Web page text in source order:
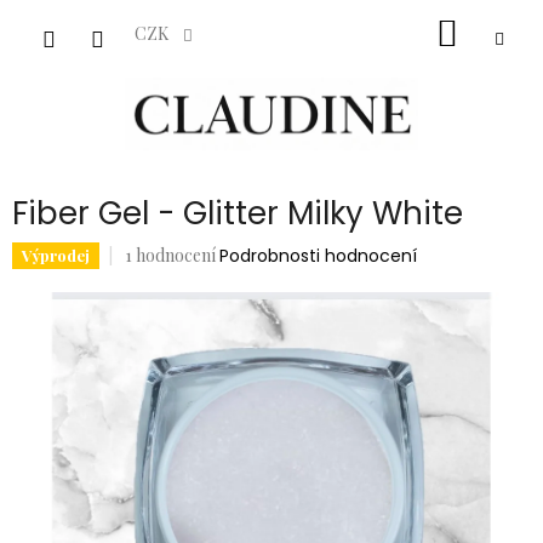
CZK
Fiber Gel - Glitter Milky White
Výprodej
Průměrné
produktu
hvězdiček.
1 hodnoceníPodrobnosti hodnocení